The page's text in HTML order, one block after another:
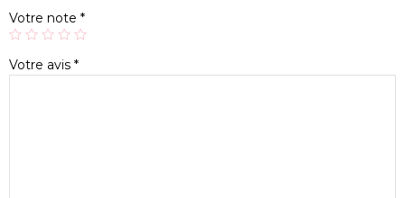
Votre note *
Votre avis *